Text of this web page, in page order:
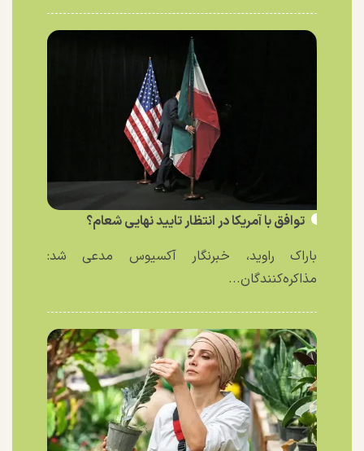
توافق با آمریکا در انتظار تایید نهایی شعام؟
باراک راوید، خبرنگار آکسیوس مدعی شد:
مذاکره‌کنندگان...